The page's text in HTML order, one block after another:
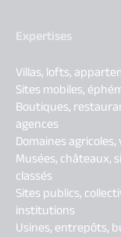
Expertises
Villas, lofts,
Sites mobiles,
Boutiques,
agences
Domaines
Musées, châteaux,
classés
Sites publics,
institutions
Usines, entrepôts,